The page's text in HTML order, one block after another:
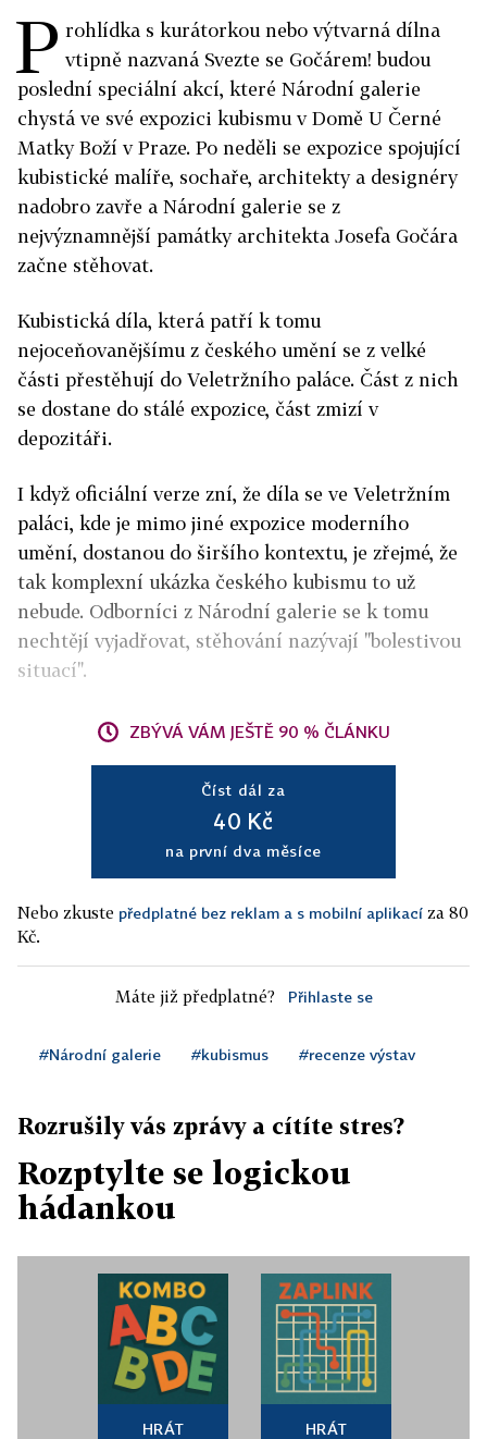
P rohlídka s kurátorkou nebo výtvarná dílna
vtipně nazvaná Svezte se Gočárem! budou
poslední speciální akcí, které Národní galerie
chystá ve své expozici kubismu v Domě U Černé
Matky Boží v Praze. Po neděli se expozice spojující
kubistické malíře, sochaře, architekty a designéry
nadobro zavře a Národní galerie se z
nejvýznamnější památky architekta Josefa Gočára
začne stěhovat.
Kubistická díla, která patří k tomu
nejoceňovanějšímu z českého umění se z velké
části přestěhují do Veletržního paláce. Část z nich
se dostane do stálé expozice, část zmizí v
depozitáři.
I když oficiální verze zní, že díla se ve Veletržním
paláci, kde je mimo jiné expozice moderního
umění, dostanou do širšího kontextu, je zřejmé, že
tak komplexní ukázka českého kubismu to už
nebude. Odborníci z Národní galerie se k tomu
nechtějí vyjadřovat, stěhování nazývají "bolestivou
situací".
ZBÝVÁ VÁM JEŠTĚ 90 % ČLÁNKU
Číst dál za
40 Kč
na první dva měsíce
Nebo zkuste předplatné bez reklam a s mobilní aplikací za 80
Kč.
Máte již předplatné? Přihlaste se
#Národní galerie #kubismus #recenze výstav
Rozrušily vás zprávy a cítíte stres?
Rozptylte se logickou
hádankou
HRÁT HRÁT